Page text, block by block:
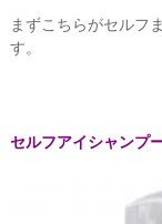
まずこちらがセルフ
す。
セルフアイシャンプ